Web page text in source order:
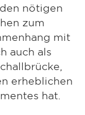
nötigen
zum
mit
auch als
erheblichen
hat.